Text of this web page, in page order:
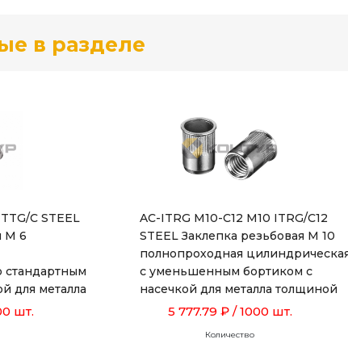
в разделе
C STEEL
М 6
стандартным
для металла
мм, длиной
шт.
AC-ITRG M10-C12 M10 ITRG/C12
STEEL Заклепка резьбовая М 10
полнопроходная
с уменьшенным бортиком с
насечкой для металла толщиной
от 1,0 до 3,5 мм, длиной 19,0 мм
5 777.79 ₽ / 1000 шт.
Количество